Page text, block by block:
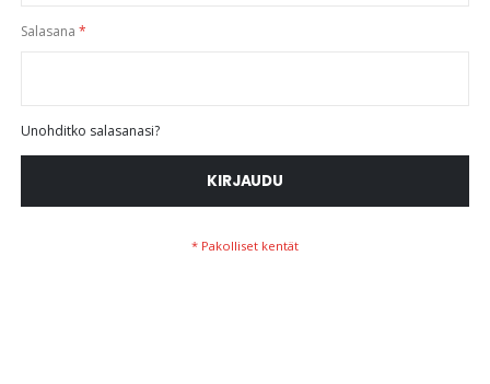
Salasana
Unohditko salasanasi?
KIRJAUDU